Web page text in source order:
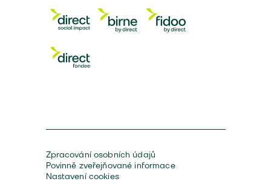
Zpracování osobních údajů
Povinně zveřejňované informace
Nastavení cookies